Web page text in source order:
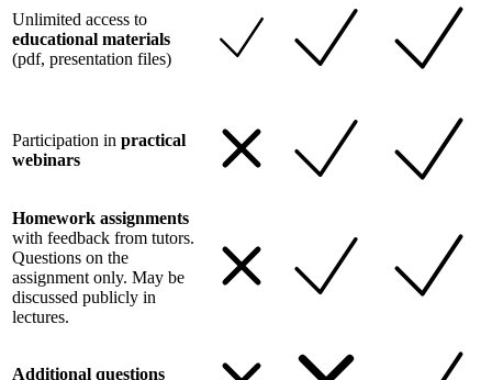
Unlimited access to
educational materials
(pdf, presentation files)
Participation in practical
webinars
Homework assignments
with feedback from tutors.
Questions on the
assignment only. May be
discussed publicly in
lectures.
Additional questions